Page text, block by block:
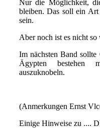
Nur die Möglichkeit,
bleiben. Das soll ein Art
sein.
Aber noch ist es nicht so
Im nächsten Band
Ägypten bestehen
auszuknobeln.
(Anmerkungen Ernst
Einige Hinweise zu ....